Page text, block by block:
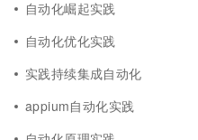
自动化崛起实践
自动化优化实践
实践持续集成自动化
appium自动化实践